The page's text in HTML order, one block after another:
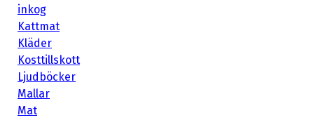
inkog
Kattmat
Kläder
Kosttillskott
Ljudböcker
Mallar
Mat